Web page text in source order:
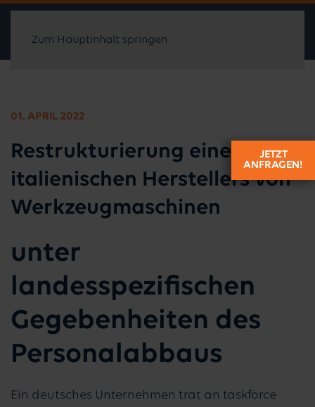
Zum Hauptinhalt springen
01. APRIL 2022
Restrukturierung eines
italienischen Herstellers von
Werkzeugmaschinen
unter
landesspezifischen
Gegebenheiten des
Personalabbaus
Ein deutsches Unternehmen trat an taskforce
JETZT
ANFRAGEN!